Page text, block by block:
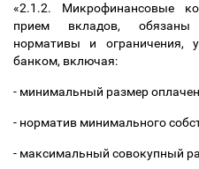
«2.1.2. Микрофинансовые
прием вкладов, обязаны
нормативы и ограничения,
банком, включая:
- минимальный размер
- норматив минимального
- максимальный совокупный